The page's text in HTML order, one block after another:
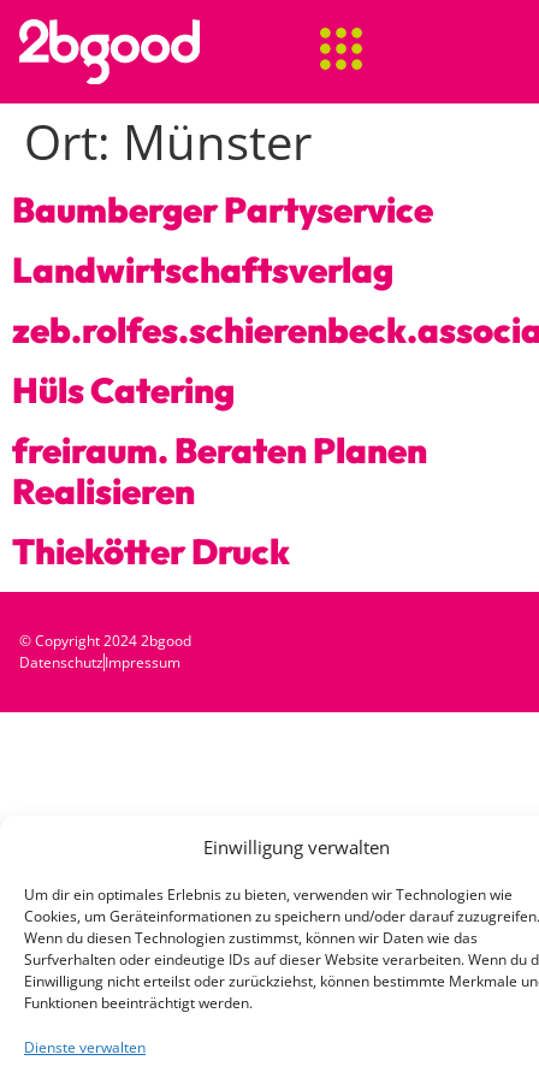
Einwilligung verwalten
Um dir ein optimales Erlebnis zu bieten, verwenden wir Technologien wie
Cookies, um Geräteinformationen zu speichern und/oder darauf zuzugreifen.
Wenn du diesen Technologien zustimmst, können wir Daten wie das
Surfverhalten oder eindeutige IDs auf dieser Website verarbeiten. Wenn du
Einwilligung nicht erteilst oder zurückziehst, können bestimmte Merkmale
Funktionen beeinträchtigt werden.
Dienste verwalten
Ort: Münster
Baumberger Partyservice
Landwirtschaftsverlag
Hüls Catering
freiraum. Beraten Planen
Realisieren
Thiekötter Druck
© Copyright 2024 2bgood
DatenschutzImpressum